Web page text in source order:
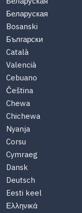
Беларуская
Bosanski
Български
Català
Valencià
Cebuano
Čeština
Chewa
Chichewa
Nyanja
Corsu
Cymraeg
Dansk
Deutsch
Eesti keel
Ελληνικά